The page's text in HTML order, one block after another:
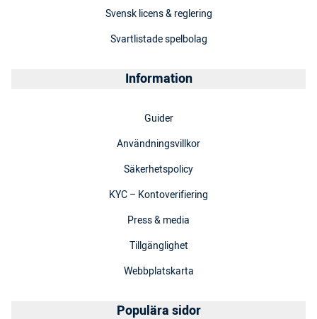
Svensk licens & reglering
Svartlistade spelbolag
Information
Guider
Användningsvillkor
Säkerhetspolicy
KYC – Kontoverifiering
Press & media
Tillgänglighet
Webbplatskarta
Populära sidor